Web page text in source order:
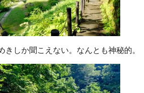
きしか聞こえない。なんとも神秘的。